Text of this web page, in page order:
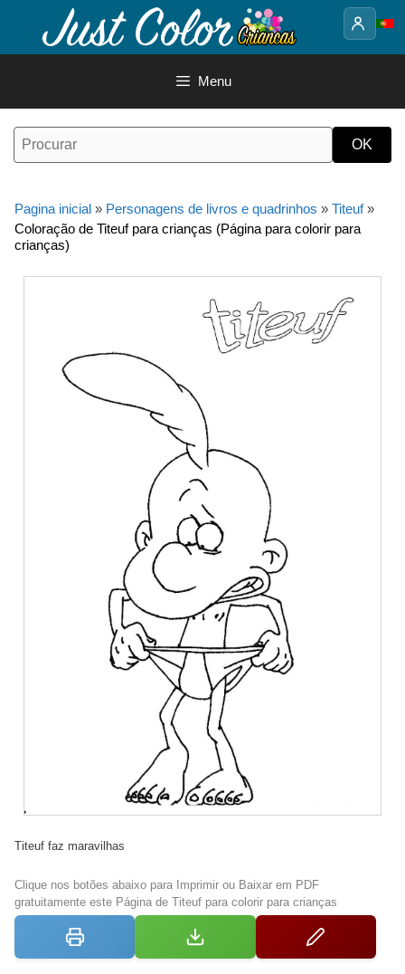
o
Menu
Pagina inicial » Personagens de livros e quadrinhos » Titeuf»
Coloração de Titeuf para crianças (Página para colorir para
crianças)
Titeuf faz maravilhas
Clique nos botões abaixo para Imprimir ou Baixar em PDF
gratuitamente este Página de Titeuf para colorir para crianças